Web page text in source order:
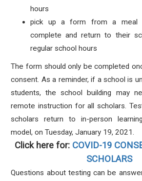
hours
pick up a form from a meal
complete and return to their
regular school hours
The form should only be completed
consent. As a reminder, if a school is
students, the school building may
remote instruction for all scholars.
scholars return to in-person
model, on Tuesday, January 19, 2021.
Click here for: COVID-19
SCHOLARS
Questions about testing can be